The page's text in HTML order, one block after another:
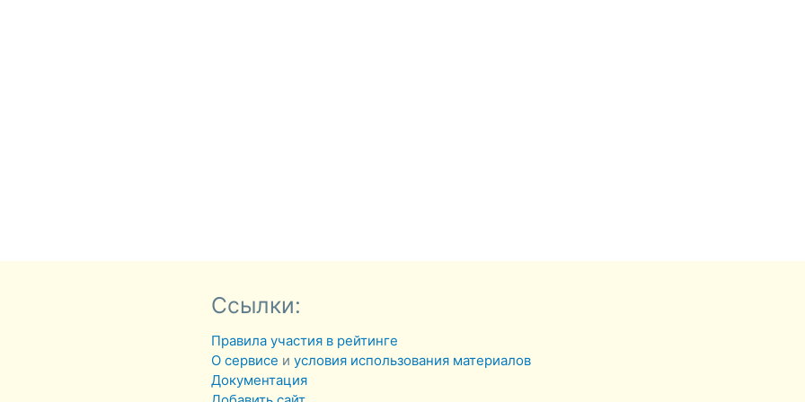
Ссылки:
Правила участия в рейтинге
О сервисе иусловия использования материалов
Документация